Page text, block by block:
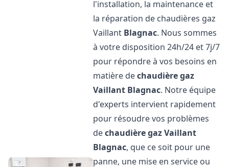
l'installation, la maintenance et
la réparation de chaudières gaz
Vaillant Blagnac. Nous sommes
à votre disposition 24h/24 et 7j/7
pour répondre à vos besoins en
matière dechaudière gaz
Vaillant Blagnac. Notre équipe
d'experts intervient rapidement
pour résoudre vos problèmes
dechaudière gaz Vaillant
Blagnac, que ce soit pour une
panne, une mise en service ou